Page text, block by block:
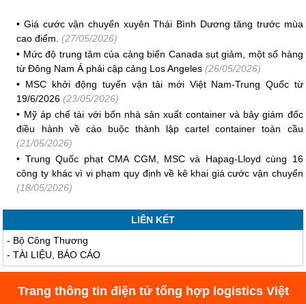
•Giá cước vận chuyển xuyên Thái Bình Dương tăng trước mùa
cao điểm. (27/05/2026)
• Mức độ trung tâm của cảng biển Canada sụt giảm, một số hàng
từ Đông Nam Á phải cập cảng Los Angeles(26/05/2026)
• MSC khởi động tuyến vận tải mới Việt Nam-Trung Quốc từ
19/6/2026 (23/05/2026)
• Mỹ áp chế tài với bốn nhà sản xuất container và bảy giám đốc
điều hành về cáo buộc thành lập cartel container toàn cầu
(21/05/2026)
• Trung Quốc phạt CMA CGM, MSC và Hapag-Lloyd cùng 16
công ty khác vì vi phạm quy định về kê khai giá cước vận chuyển
(18/05/2026)
LIÊN KẾT
- Bộ Công Thương
-TÀI LIỆU, BÁO CÁO
Trang thông tin điện tử tổng hợp logistics Việt